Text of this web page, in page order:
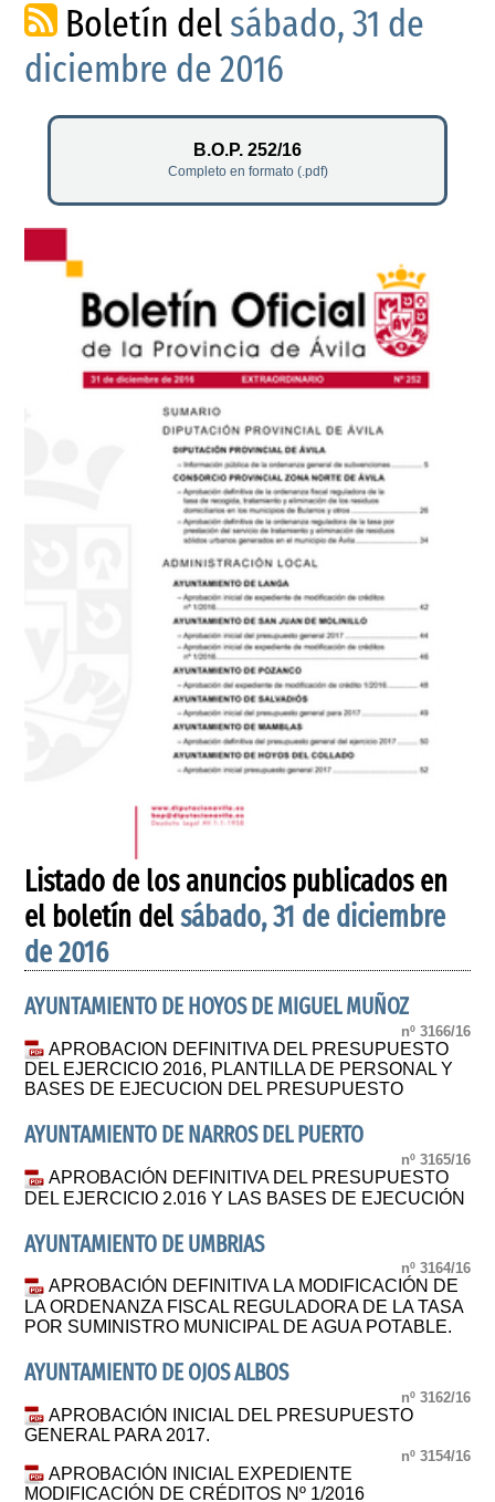
Boletín delsábado, 31 de
diciembre de 2016
B.O.P. 252/16
Completo en formato (.pdf)
Listado de los anuncios publicados en
el boletín delsábado, 31 de diciembre
de 2016
AYUNTAMIENTO DE HOYOS DE MIGUEL MUÑOZ
nº 3166/16
APROBACION DEFINITIVA DEL PRESUPUESTO
DEL EJERCICIO 2016, PLANTILLA DE PERSONAL Y
BASES DE EJECUCION DEL PRESUPUESTO
AYUNTAMIENTO DE NARROS DEL PUERTO
nº 3165/16
APROBACIÓN DEFINITIVA DEL PRESUPUESTO
DEL EJERCICIO 2.016 Y LAS BASES DE EJECUCIÓN
AYUNTAMIENTO DE UMBRIAS
nº 3164/16
APROBACIÓN DEFINITIVA LA MODIFICACIÓN DE
LA ORDENANZA FISCAL REGULADORA DE LA TASA
POR SUMINISTRO MUNICIPAL DE AGUA POTABLE.
AYUNTAMIENTO DE OJOS ALBOS
nº 3162/16
APROBACIÓN INICIAL DEL PRESUPUESTO
GENERAL PARA 2017.
nº 3154/16
APROBACIÓN INICIAL EXPEDIENTE
MODIFICACIÓN DE CRÉDITOS Nº 1/2016